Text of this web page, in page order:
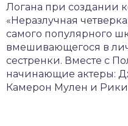
Логана при создании
«Неразлучная
самого популярного
вмешивающегося в
сестренки. Вместе с
начинающие актеры:
Камерон Мулен и Рики